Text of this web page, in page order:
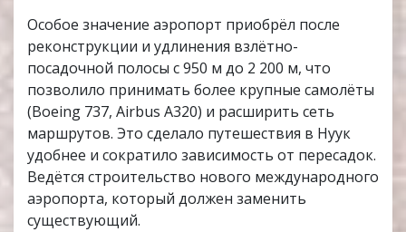
Особое значение аэропорт приобрёл после
реконструкции и удлинения взлётно-
посадочной полосы с 950 м до 2 200 м, что
позволило принимать более крупные самолёты
(Boeing 737, Airbus A320) и расширить сеть
маршрутов. Это сделало путешествия в Нуук
удобнее и сократило зависимость от пересадок.
Ведётся строительство нового международного
аэропорта, который должен заменить
существующий.